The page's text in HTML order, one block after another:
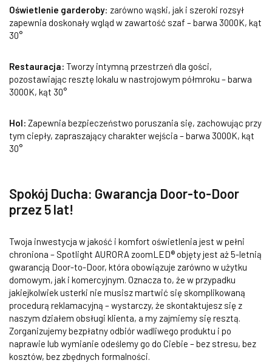
Oświetlenie garderoby: zarówno wąski, jak i szeroki rozsył
zapewnia doskonały wgląd w zawartość szaf – barwa 3000K, kąt
30°
Restauracja: Tworzy intymną przestrzeń dla gości,
pozostawiając resztę lokalu w nastrojowym półmroku – barwa
3000K, kąt 30°
Hol: Zapewnia bezpieczeństwo poruszania się, zachowując przy
tym ciepły, zapraszający charakter wejścia – barwa 3000K, kąt
30°
Spokój Ducha: Gwarancja Door-to-Door
przez 5 lat!
Twoja inwestycja w jakość i komfort oświetlenia jest w pełni
chroniona – Spotlight AURORA zoomLED® objęty jest aż 5-letnią
gwarancją Door-to-Door, która obowiązuje zarówno w użytku
domowym, jak i komercyjnym. Oznacza to, że w przypadku
jakiejkolwiek usterki nie musisz martwić się skomplikowaną
procedurą reklamacyjną – wystarczy, że skontaktujesz się z
naszym działem obsługi klienta, a my zajmiemy się resztą.
Zorganizujemy bezpłatny odbiór wadliwego produktu i po
naprawie lub wymianie odeślemy go do Ciebie – bez stresu, bez
kosztów, bez zbędnych formalności.